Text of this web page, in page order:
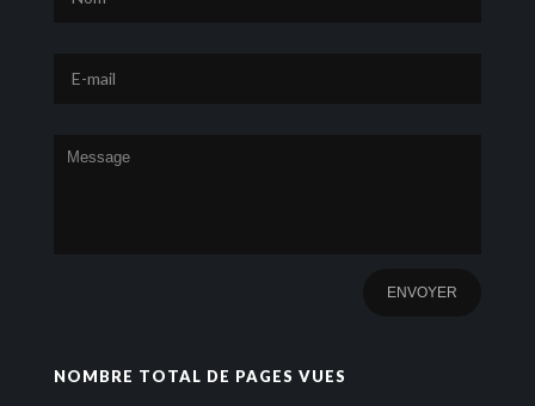
NOMBRE TOTAL DE PAGES VUES